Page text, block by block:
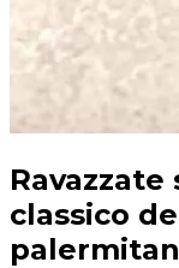
classico